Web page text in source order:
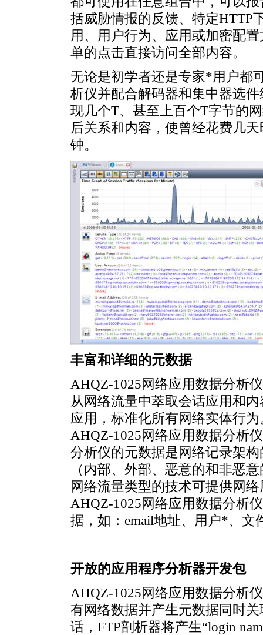
括威胁情报的反馈、特定HTTP
用、用户行为、应用或加密配
单的点击直接访问全部内容。
无论是初学者还是专家*用户都
析仪并配合解码器和集中器选
现几个T、甚至上百个T字节的
后关系和内容，使曾经花费几
钟。
丰富和详细的元数据
AHQZ-1025网络应用数据分析
从网络流量中萃取会话应用和
应用，标准化所有网络实体行
AHQZ-1025网络应用数据分析
分析仪的元数据是网络记录架
（内部、外部、恶意的和非恶
网络流量类型的技术可提供网
AHQZ-1025网络应用数据分析
据，如：email地址、用户*、文
开放的应用程序分析器开发包
AHQZ-1025网络应用数据分析
有网络数据并产生元数据同时
话，FTP剖析器将产生“login